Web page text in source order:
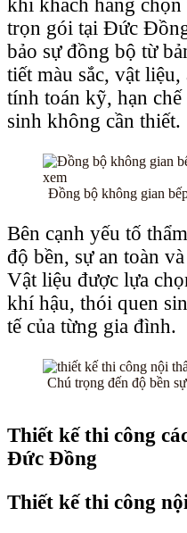
khi khách hàng
trọn gói tại Đức
bảo sự đồng bộ từ
tiết màu sắc, vật
tính toán kỹ, hạn
sinh không cần thiết.
Đồng bộ không gian
Bên cạnh yếu tố
độ bền, sự an toàn
Vật liệu được lựa
khí hậu, thói quen
tế của từng gia đình.
Chú trọng đến độ bền
Thiết kế thi công
Đức Đồng
Thiết kế thi công